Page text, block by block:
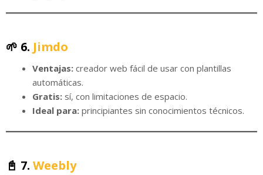
🌱 6. Jimdo
Ventajas: creador web fácil de usar con plantillas
automáticas.
Gratis: sí, con limitaciones de espacio.
Ideal para: principiantes sin conocimientos técnicos.
📓 7. Weebly